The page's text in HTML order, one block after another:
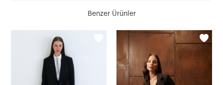
Benzer Ürünler